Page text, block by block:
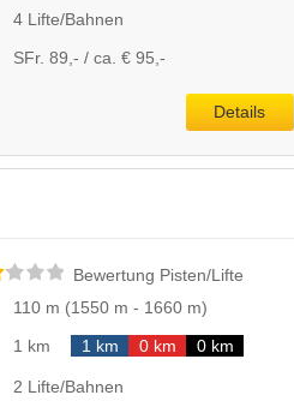
4 Lifte/Bahnen
SFr. 89,- / ca. € 95,-
Details
Bewertung Pisten/Lifte
110 m (1550 m - 1660 m)
1 km
1 km 0 km 0 km
2 Lifte/Bahnen